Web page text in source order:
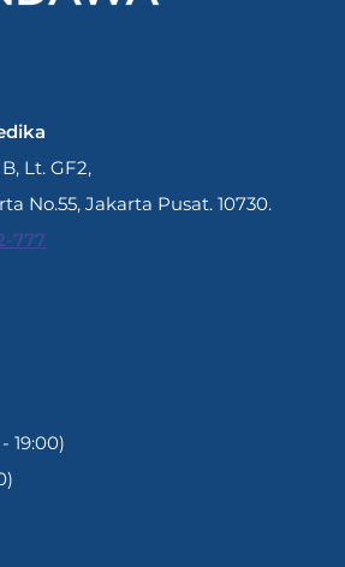
Lt. GF2,
No.55, Jakarta Pusat. 10730.
777
19:00)